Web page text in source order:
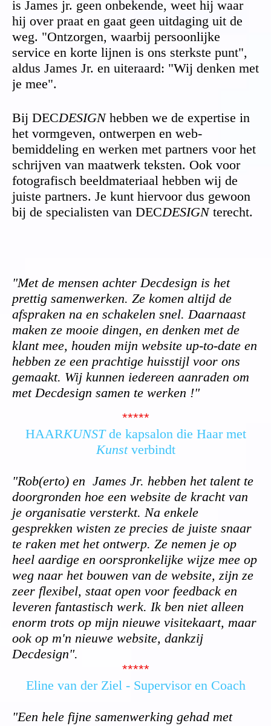
is James jr. geen onbekende, weet hij waar
hij over praat en gaat geen uitdaging uit de
weg. "Ontzorgen, waarbij persoonlijke
service en korte lijnen is ons sterkste punt",
aldus James Jr. en uiteraard: "Wij denken met
je mee".
Bij DECDESIGNhebben we de expertise in
het vormgeven, ontwerpen en web-
bemiddeling en werken met partners voor het
schrijven van maatwerk teksten. Ook voor
fotografisch beeldmateriaal hebben wij de
juiste partners. Je kunt hiervoor dus gewoon
bij de specialisten van DECDESIGNterecht.
"Met de mensen achter Decdesign is het
prettig samenwerken. Ze komen altijd de
afspraken na en schakelen snel. Daarnaast
maken ze mooie dingen, en denken met de
klant mee, houden mijn website up-to-date en
hebben ze een prachtige huisstijl voor ons
gemaakt. Wij kunnen iedereen aanraden om
met Decdesign samen te werken !"
*****
HAARKUNSTde kapsalon die Haar met
Kunstverbindt
"Rob(erto) en James Jr. hebben het talent te
doorgronden hoe een website de kracht van
je organisatie versterkt. Na enkele
gesprekken wisten ze precies de juiste snaar
te raken met het ontwerp. Ze nemen je op
heel aardige en oorspronkelijke wijze mee op
weg naar het bouwen van de website, zijn ze
zeer flexibel, staat open voor feedback en
leveren fantastisch werk. Ik ben niet alleen
enorm trots op mijn nieuwe visitekaart, maar
ook op m'n nieuwe website, dankzij
Decdesign".
*****
Eline van der Ziel - Supervisor en Coach
"Een hele fijne samenwerking gehad met